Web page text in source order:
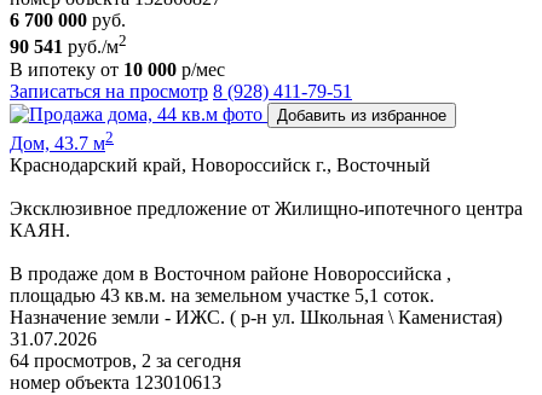
6 700 000 руб.
90 541 руб./м2
В ипотеку от 10 000 р/мес
Записаться на просмотр 8 (928) 411-79-51
Добавить из избранное
Дом, 43.7 м2
Краснодарский край, Новороссийск г., Восточный
Эксклюзивное предложение от Жилищно-ипотечного центра
КАЯН.
В продаже дом в Восточном районе Новороссийска ,
площадью 43 кв.м. на земельном участке 5,1 соток.
Назначение земли - ИЖС. ( р-н ул. Школьная \ Каменистая)
31.07.2026
64 просмотров, 2 за сегодня
номер объекта 123010613